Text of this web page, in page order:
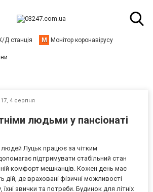
Д станція М Монітор коронавірусу
4 серпня
людьми у пансіонаті
людей Луцьк працює за чітким
підтримувати стабільний стан
комфорт мешканців. Кожен день має
дій, де враховані фізичні можливості
звички та потреби. Будинок для літніх